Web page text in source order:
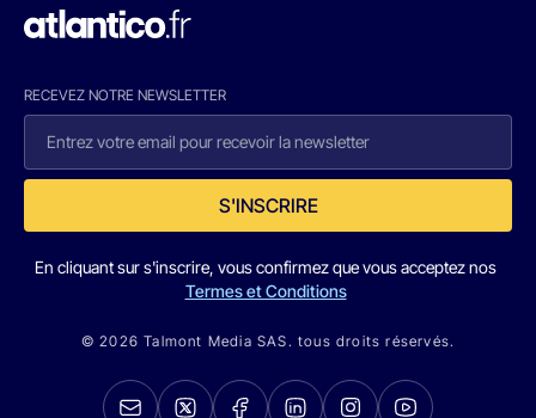
RECEVEZ NOTRE NEWSLETTER
S'INSCRIRE
En cliquant sur s'inscrire, vous confirmez que vous acceptez nos
Termes et Conditions
© 2026 Talmont Media SAS. tous droits réservés.